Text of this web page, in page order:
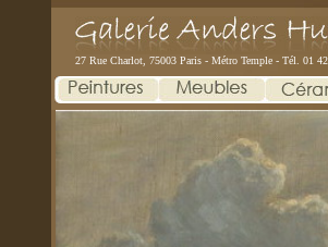
27 Rue Charlot, 75003 Paris - Métro Temple - Tél. 01